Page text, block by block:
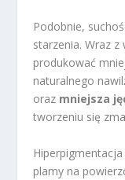
Podobnie,
starzenia. Wraz z
produkować
naturalnego
oraz mniejsza
tworzeniu się
plamy na